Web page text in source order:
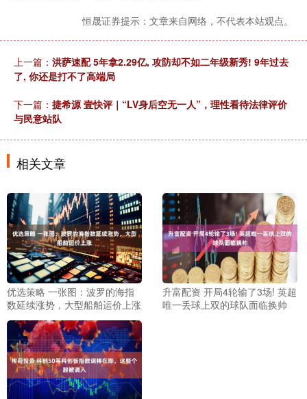
恒晟证券提示：文章来自网络，不代表本站观点。
上一篇： 洪萨速配 5年拿2.29亿, 攻防却不如二年级新秀! 9年过去
了, 你还是打不了高端局
下一篇： 捷希源 壹快评｜“LV身后空无一人”，理性看待法律评价
与民意站队
相关文章
优选策略 一张图：波罗的海指
数延续涨势，大型船舶运价上涨
升富配资 开局4轮输了3场! 英超
唯一丢球上双的球队面临换帅